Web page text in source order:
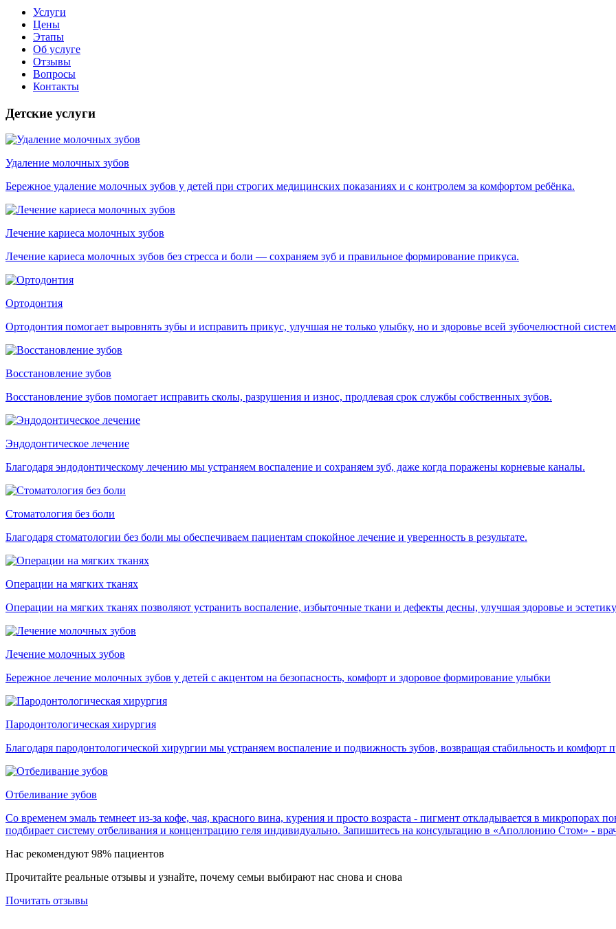
Услуги
Цены
Этапы
Об услуге
Отзывы
Вопросы
Контакты
Детские услуги
Удаление молочных зубов
Бережное удаление молочных зубов у детей при строгих медицинских показаниях и с контролем за комфортом ребёнка.
Лечение кариеса молочных зубов
Лечение кариеса молочных зубов без стресса и боли — сохраняем зуб и правильное формирование прикуса.
Ортодонтия
Ортодонтия помогает выровнять зубы и исправить прикус, улучшая не только улыбку, но и здоровье всей зубочелюстной
Восстановление зубов
Восстановление зубов помогает исправить сколы, разрушения и износ, продлевая срок службы собственных зубов.
Эндодонтическое лечение
Благодаря эндодонтическому лечению мы устраняем воспаление и сохраняем зуб, даже когда поражены корневые каналы.
Стоматология без боли
Благодаря стоматологии без боли мы обеспечиваем пациентам спокойное лечение и уверенность в результате.
Операции на мягких тканях
Операции на мягких тканях позволяют устранить воспаление, избыточные ткани и дефекты десны, улучшая здоровье и
Лечение молочных зубов
Бережное лечение молочных зубов у детей с акцентом на безопасность, комфорт и здоровое формирование улыбки
Пародонтологическая хирургия
Благодаря пародонтологической хирургии мы устраняем воспаление и подвижность зубов, возвращая стабильность и комфорт
Отбеливание зубов
Со временем эмаль темнеет из-за кофе, чая, красного вина, курения и просто возраста - пигмент откладывается в микропорах
подбирает систему отбеливания и концентрацию геля индивидуально. Запишитесь на консультацию в «Аполлонию Стом» -
Нас рекомендуют 98% пациентов
Прочитайте реальные отзывы и узнайте, почему семьи выбирают нас снова и снова
Почитать отзывы